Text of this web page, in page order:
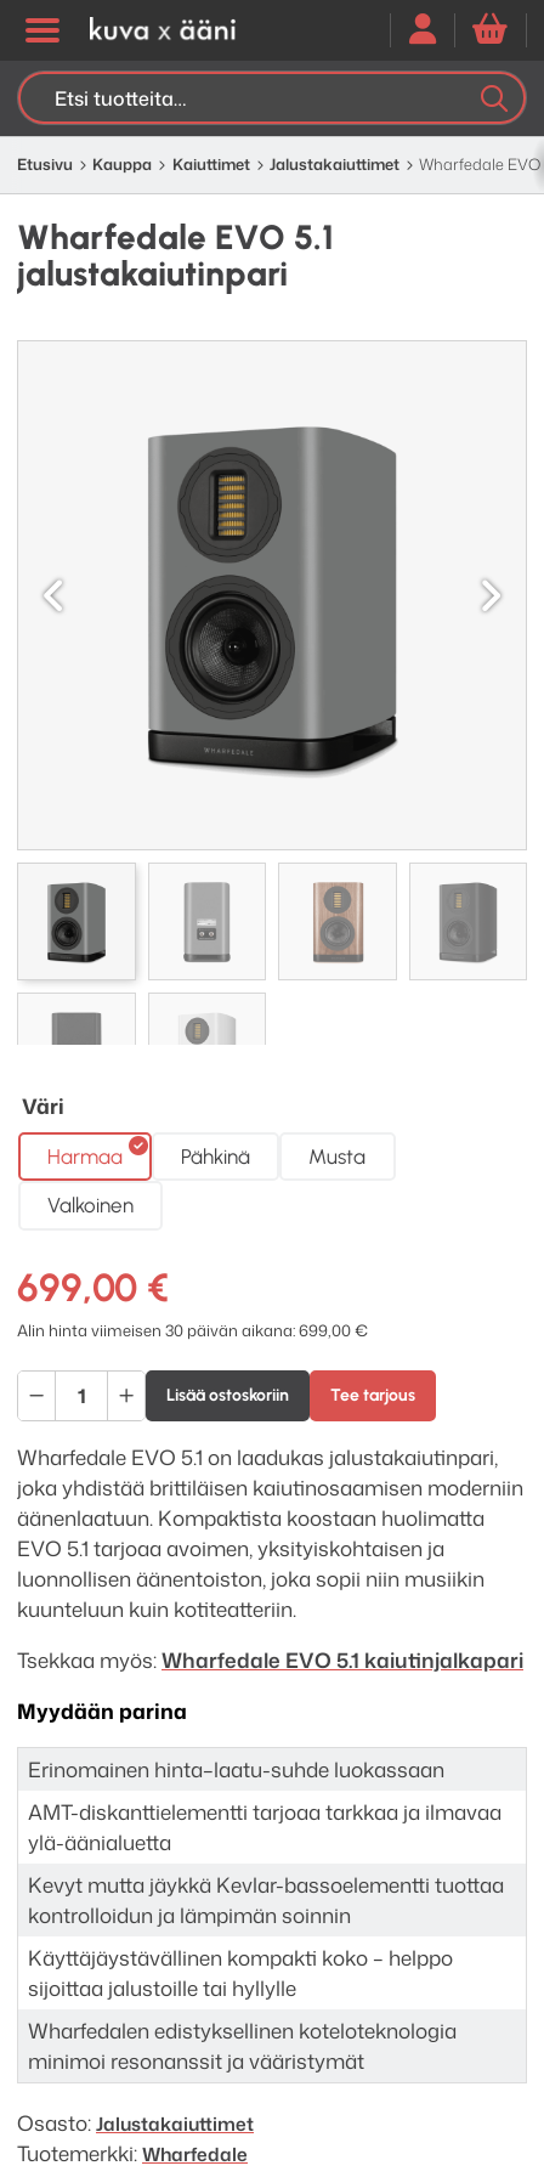
Etsi:
Etusivu Kauppa Kaiuttimet Jalusta­kaiuttimet Wharfedale
Wharfedale EVO 5.1
jalustakaiutinpari
Väri
Harmaa Pähkinä Musta
Valkoinen
699,00 €
Alin hinta viimeisen 30 päivän aikana:699,00€
Wharfedale
EVO
5.1
jalustakaiutinpari
määrä
Lisää ostoskoriin Tee tarjous
Wharfedale EVO 5.1 on laadukas jalustakaiutinpari,
joka yhdistää brittiläisen kaiutinosaamisen moderniin
äänenlaatuun. Kompaktista koostaan huolimatta
EVO 5.1 tarjoaa avoimen, yksityiskohtaisen ja
luonnollisen äänentoiston, joka sopii niin musiikin
kuunteluun kuin kotiteatteriin.
Tsekkaa myös:Wharfedale EVO 5.1 kaiutinjalkapari
Myydään parina
Erinomainen hinta–laatu-suhde luokassaan
AMT-diskanttielementti tarjoaa tarkkaa ja ilmavaa
ylä-äänialuetta
Kevyt mutta jäykkä Kevlar-bassoelementti tuottaa
kontrolloidun ja lämpimän soinnin
Käyttäjäystävällinen kompakti koko – helppo
sijoittaa jalustoille tai hyllylle
Wharfedalen edistyksellinen koteloteknologia
minimoi resonanssit ja vääristymät
Osasto:Jalusta­kaiuttimet
Tuotemerkki:Wharfedale